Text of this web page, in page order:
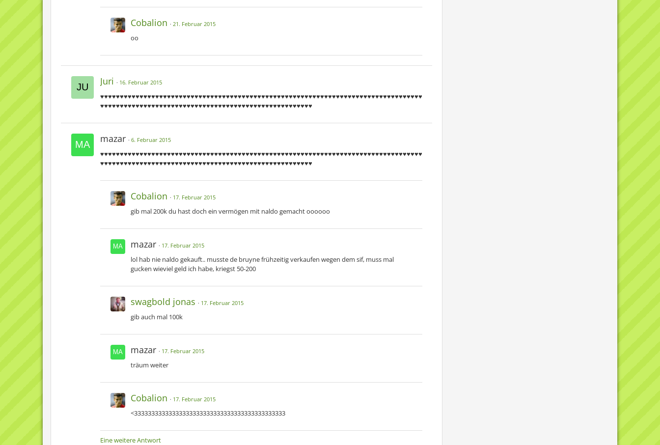
Cobalion 21. Februar 2015
oo
Juri 16. Februar 2015
♥♥♥♥♥♥♥♥♥♥♥♥♥♥♥♥♥♥♥♥♥♥♥♥♥♥♥♥♥♥♥♥♥♥♥♥♥♥♥♥♥♥♥♥♥♥♥♥♥♥♥♥♥♥♥♥♥♥♥♥♥♥♥♥♥♥♥♥♥♥♥♥♥♥♥♥♥♥♥♥♥♥
♥♥♥♥♥♥♥♥♥♥♥♥♥♥♥♥♥♥♥♥♥♥♥♥♥♥♥♥♥♥♥♥♥♥♥♥♥♥♥♥♥♥♥♥♥♥♥♥♥♥♥♥♥♥
mazar 6. Februar 2015
♥♥♥♥♥♥♥♥♥♥♥♥♥♥♥♥♥♥♥♥♥♥♥♥♥♥♥♥♥♥♥♥♥♥♥♥♥♥♥♥♥♥♥♥♥♥♥♥♥♥♥♥♥♥♥♥♥♥♥♥♥♥♥♥♥♥♥♥♥♥♥♥♥♥♥♥♥♥♥♥♥♥
♥♥♥♥♥♥♥♥♥♥♥♥♥♥♥♥♥♥♥♥♥♥♥♥♥♥♥♥♥♥♥♥♥♥♥♥♥♥♥♥♥♥♥♥♥♥♥♥♥♥♥♥♥♥
Cobalion 17. Februar 2015
gib mal 200k du hast doch ein vermögen mit naldo gemacht oooooo
mazar 17. Februar 2015
lol hab nie naldo gekauft.. musste de bruyne frühzeitig verkaufen wegen dem sif, muss mal
gucken wieviel geld ich habe, kriegst 50-200
swagbold jonas 17. Februar 2015
gib auch mal 100k
mazar 17. Februar 2015
träum weiter
Cobalion 17. Februar 2015
<33333333333333333333333333333333333333333333
Eine weitere Antwort